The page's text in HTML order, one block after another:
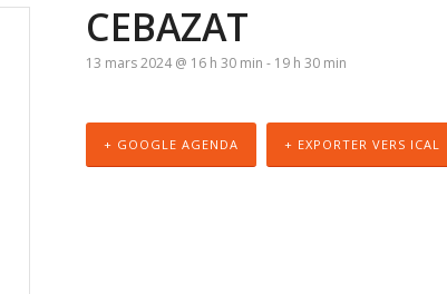
CEBAZAT
13 mars 2024 @ 16 h 30 min - 19 h 30 min
+ GOOGLE AGENDA + EXPORTER VERS ICAL